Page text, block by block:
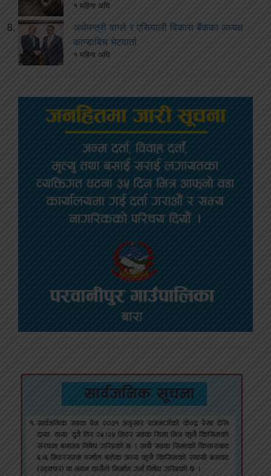
१ महिना अघि
अर्थमन्त्री वाग्ले र एसियाली विकास बैंकका अध्यक्ष
कान्डाबिच भेटवार्ता
१ महिना अघि